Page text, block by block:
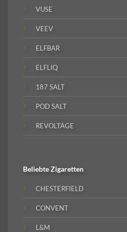
VUSE
VEEV
ELFBAR
ELFLIQ
187 SALT
POD SALT
REVOLTAGE
BeliebteZigaretten
CHESTERFIELD
CONVENT
L&M